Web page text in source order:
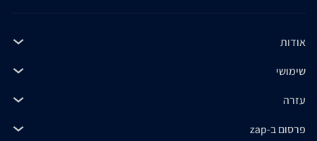
אודות
שימושי
עזרה
פרסום ב-zap